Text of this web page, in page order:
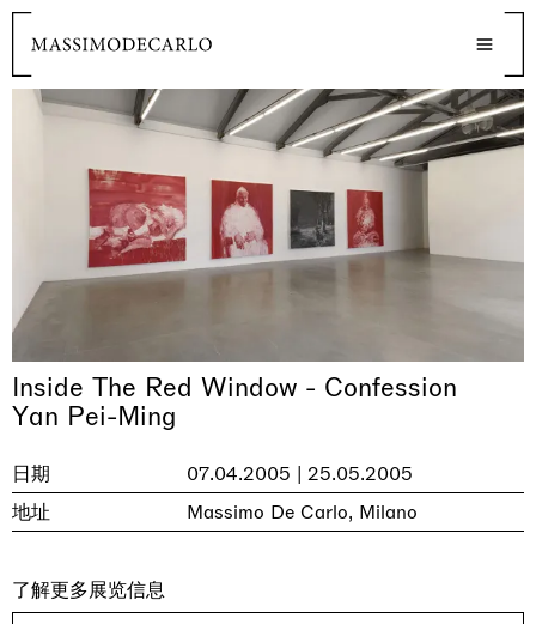
Inside The Red Window - Confession
Yan Pei-Ming
日期
07.04.2005 | 25.05.2005
地址
Massimo De Carlo, Milano
了解更多展览信息